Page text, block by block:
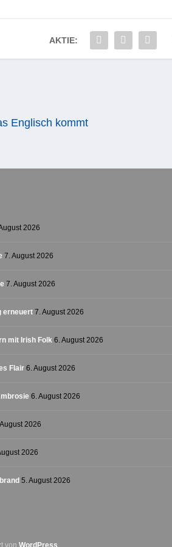
AKTIE:
Englisch kommt
2026
7. August 2026
7. August 2026
erneuert 7. August 2026
mit Irish Folk 6. August 2026
Flair 6. August 2026
6. August 2026
2026
2026
5. August 2026
vonWordPress